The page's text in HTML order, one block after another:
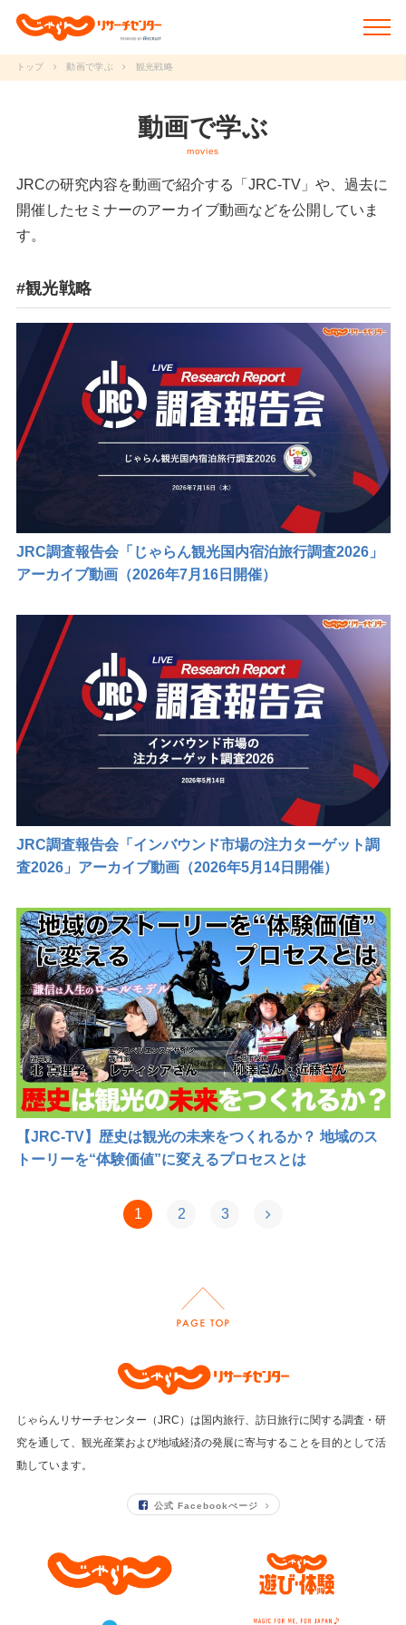
研究事例
研究冊子
セミナー
JRCについて
メルマガ登録・登録内容変更
トップ 動画で学ぶ 観光戦略
動画で学ぶ
movies
JRCの研究内容を動画で紹介する「JRC-TV」や、 過去に
開催したセミナーのアーカイブ動画などを公開していま
す。
#観光戦略
JRC調査報告会「じゃらん観光国内宿泊旅行調査2026」
アーカイブ動画（2026年7月16日開催）
JRC調査報告会「インバウンド市場の注力ターゲット調
査2026」アーカイブ動画（2026年5月14日開催）
【JRC-TV】歴史は観光の未来をつくれるか？ 地域のス
トーリーを“体験価値”に変えるプロセスとは
1 2 3
じゃらんリサーチセンター（JRC）は国内旅行、訪日旅行に関する調査・研
究を通して、 観光産業および地域経済の発展に寄与することを目的として活
動しています。
公式 Facebookぺージ